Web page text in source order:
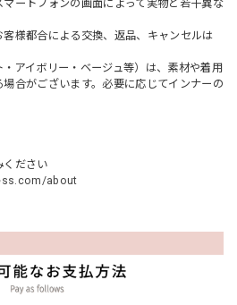
マートフォンの画面によって実物と若干異な
客様都合による交換、返品、キャンセルは
・アイボリー・ベージュ等）は、素材や着用
合がございます。必要に応じてインナーの
ください
about